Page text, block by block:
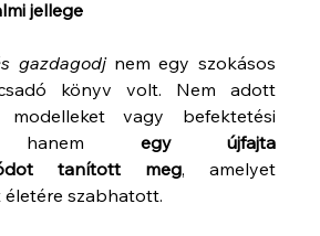
jellege
gazdagodj nem egy szokásos
könyv volt. Nem adott
vagy befektetési
hanem egy újfajta
tanított meg, amelyet
életére szabhatott.